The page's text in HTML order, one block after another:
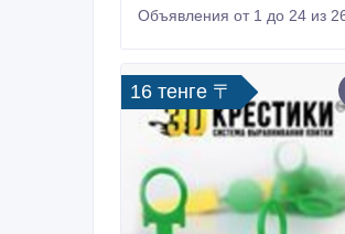
Объявления от 1 до 24 из
16 тенге 〒